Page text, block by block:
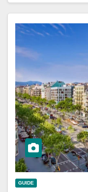
GUIDE